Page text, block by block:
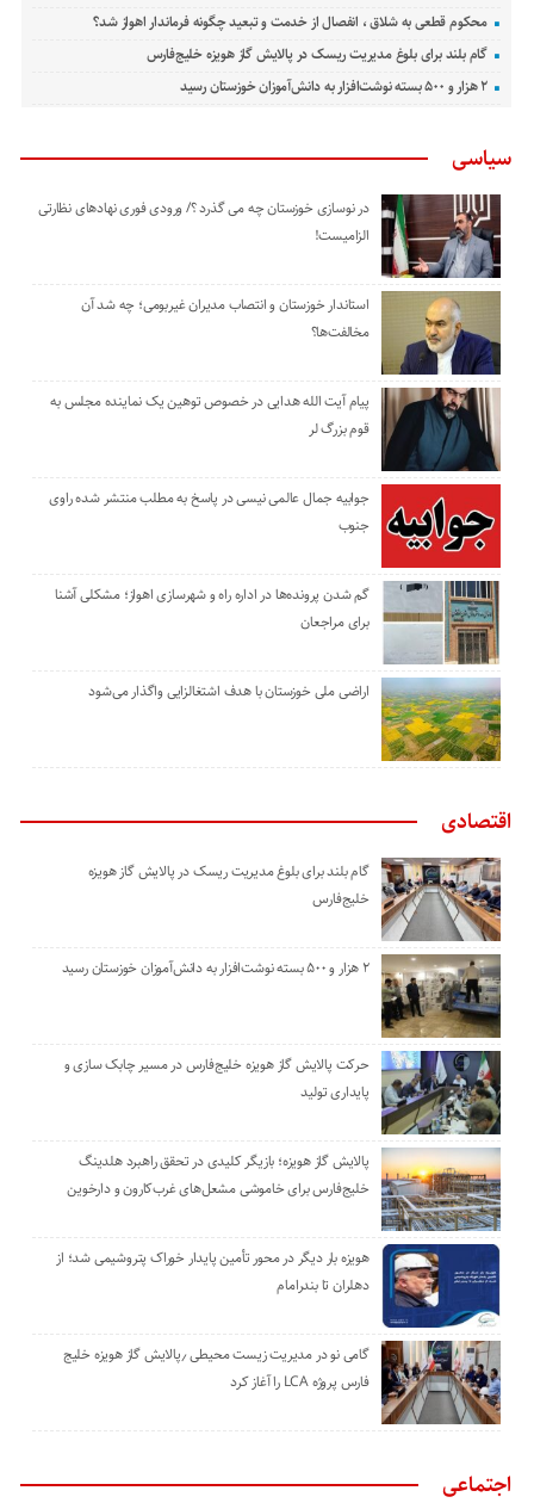
محکوم قطعی به شلاق ، انفصال از خدمت و تبعید چگونه فرماندار اهواز شد؟
گام بلند برای بلوغ مدیریت ریسک در پالایش گاز هویزه خلیج‌فارس
۲ هزار و ۵۰۰ بسته نوشت‌افزار به دانش‌آموزان خوزستان رسید
سیاسی
در نوسازی خوزستان چه می گذرد ؟/ ورودی فوری نهادهای نظارتی
الزامیست!
استاندار خوزستان و انتصاب مدیران غیربومی؛ چه شد آن
مخالفت‌ها؟
پیام آیت الله هدایی در خصوص توهین یک نماینده مجلس به
قوم بزرگ لر
جوابیه جمال عالمی نیسی در پاسخ به مطلب منتشر شده راوی
جنوب
گم شدن پرونده‌ها در اداره راه و شهرسازی اهواز؛ مشکلی آشنا
برای مراجعان
اراضی ملی خوزستان با هدف اشتغالزایی واگذار می‌شود
اقتصادی
گام بلند برای بلوغ مدیریت ریسک در پالایش گاز هویزه
خلیج‌فارس
۲ هزار و ۵۰۰ بسته نوشت‌افزار به دانش‌آموزان خوزستان رسید
حرکت پالایش گاز هویزه خلیج‌فارس در مسیر چابک سازی و
پایداری تولید
پالایش گاز هویزه؛ بازیگر کلیدی در تحقق راهبرد هلدینگ
خلیج‌فارس برای خاموشی مشعل‌های غرب‌کارون و دارخوین
هویزه بار دیگر در محور تأمین پایدار خوراک پتروشیمی شد؛ از
دهلران تا بندرامام
گامی نو در مدیریت زیست ‌محیطی ٫پالایش گاز هویزه خلیج
‌فارس پروژه LCA را آغاز کرد
اجتماعی